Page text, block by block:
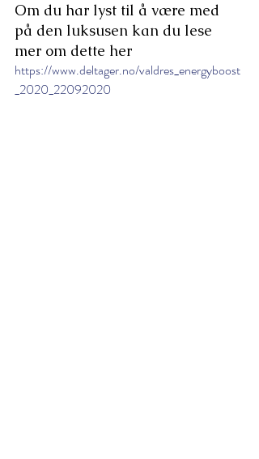
Om du har lyst til å være med
på den luksusen kan du lese
mer om dette her
https://www.deltager.no/valdres_energyboost
_2020_22092020